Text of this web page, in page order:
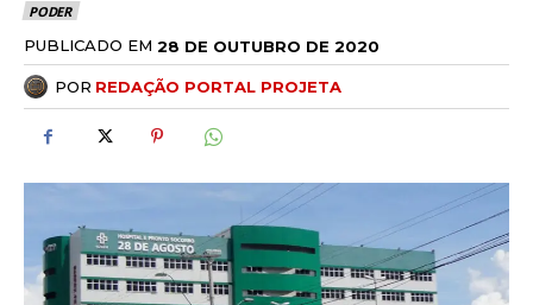
PODER
PUBLICADO EM 28 DE OUTUBRO DE 2020
POR REDAÇÃO PORTAL PROJETA